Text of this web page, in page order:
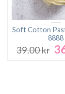
Soft Cotton
8888
39.00kr